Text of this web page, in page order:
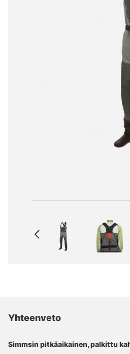
Yhteenveto
Simmsin pitkäaikainen, palkittu